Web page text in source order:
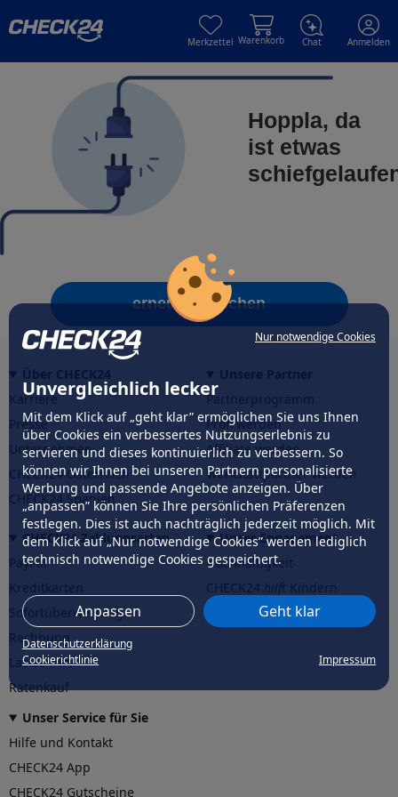
Nur notwendige Cookies
Unvergleichlich lecker
Mit dem Klick auf „geht klar” ermöglichen Sie uns Ihnen
über Cookies ein verbessertes Nutzungserlebnis zu
servieren und dieses kontinuierlich zu verbessern. So
können wir Ihnen bei unseren Partnern personalisierte
Werbung und passende Angebote anzeigen. Über
„anpassen” können Sie Ihre persönlichen Präferenzen
festlegen. Dies ist auch nachträglich jederzeit möglich. Mit
dem Klick auf „Nur notwendige Cookies” werden lediglich
technisch notwendige Cookies gespeichert.
Anpassen Geht klar
Datenschutzerklärung
Cookierichtlinie
Impressum
Merkzettel Warenkorb Chat Anmelden
Hoppla, da
ist etwas
erneut versuchen
Karriere
Presse
Unternehmen
CHECK24 Österreich
CHECK24 Spanien
Partnerprogramm
Profi werden
Affiliate werden
Werkstattpartner werden
CHECK24 Zahlungsarten
PayPal
Sofortüberweisung
Rechnung
Lastschrift
Ratenkauf
Unser Engagement
Nachhaltigkeit
CHECK24hilftder Natur
Unser Service für Sie
Hilfe und Kontakt
CHECK24 App
CHECK24 Gutscheine